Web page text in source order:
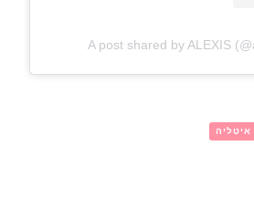
A post shared by ALEXIS
איטליה